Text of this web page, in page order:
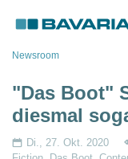
zum
Inhalt
Pfadnavigation
Newsroom
"Das Boot"
diesmal
Di., 27. Okt. 2020